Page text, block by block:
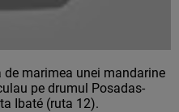
marimea unei mandarine
pe drumul Posadas-
Ibaté (ruta 12).